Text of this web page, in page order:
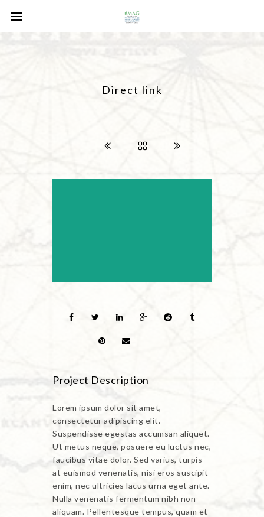
Direct link
Project Description
Lorem ipsum dolor sit amet,
consectetur adipiscing elit.
Suspendisse egestas accumsan aliquet.
Ut metus neque, posuere eu luctus nec,
faucibus vitae dolor. Sed varius, turpis
at euismod venenatis, nisi eros suscipit
enim, nec ultricies lacus urna eget ante.
Nulla venenatis fermentum nibh non
aliquam. Pellentesque tempus, quam et